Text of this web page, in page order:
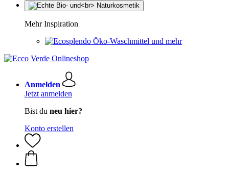
Mehr Inspiration
Öko-Waschmittel und mehr
Anmelden
Jetzt anmelden
Bist du neu hier?
Konto erstellen